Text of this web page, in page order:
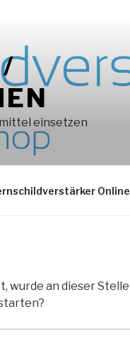
/
einsetzen
wurde an dieser